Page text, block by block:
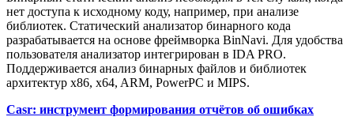
нет доступа к исходному коду, например, при анализе
библиотек. Статический анализатор бинарного кода
разрабатывается на основе фреймворка BinNavi. Для удобства
пользователя анализатор интегрирован в IDA PRO.
Поддерживается анализ бинарных файлов и библиотек
архитектур x86, x64, ARM, PowerPC и MIPS.
Casr: инструмент формирования отчётов об ошибках